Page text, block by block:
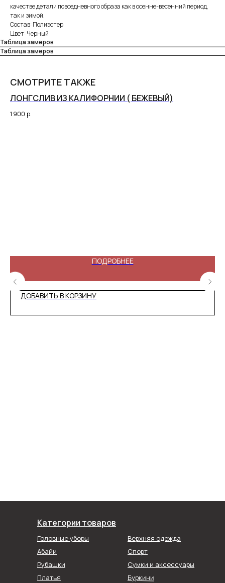
качестве детали повседневного образа как в осенне-весенний период,
так и зимой.
Состав: Полиэстер
Цвет: Черный
Таблица замеров
Таблица замеров
СМОТРИТЕ ТАКЖЕ
ЛОНГСЛИВ ИЗ КАЛИФОРНИИ ( БЕЖЕВЫЙ)
1 900 р.
ПОДРОБНЕЕ
ДОБАВИТЬ В КОРЗИНУ
Категории товаров
Головные уборы
Абайи
Рубашки
Спорт
Верхняя одежда
Сумки и аксессуары
Платья
Буркини